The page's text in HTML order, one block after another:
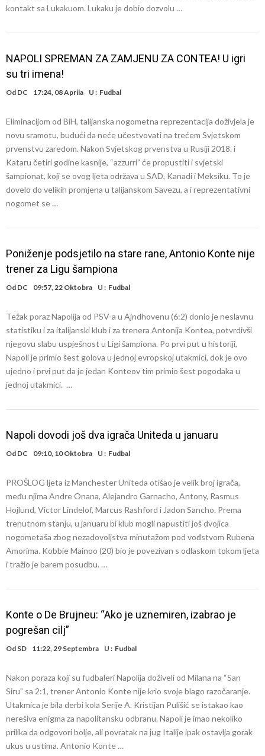
kontakt sa Lukakuom. Lukaku je dobio dozvolu …
NAPOLI SPREMAN ZA ZAMJENU ZA CONTEA! U igri
su tri imena!
Od DC 17:24, 08 Aprila U : Fudbal
Eliminacijom od BiH, talijanska nogometna reprezentacija doživjela je
novu sramotu, budući da neće učestvovati na trećem Svjetskom
prvenstvu zaredom. Nakon Svjetskog prvenstva u Rusiji 2018. i
Kataru četiri godine kasnije, “azzurri” će propustiti i svjetski
šampionat, koji se ovog ljeta održava u SAD, Kanadi i Meksiku. To je
dovelo do velikih promjena u talijanskom Savezu, a i reprezentativni
nogomet se …
Poniženje podsjetilo na stare rane, Antonio Konte nije
trener za Ligu šampiona
Od DC 09:57, 22 Oktobra U : Fudbal
Težak poraz Napolija od PSV-a u Ajndhovenu (6:2) donio je neslavnu
statistiku i za italijanski klub i za trenera Antonija Kontea, potvrdivši
njegovu slabu uspješnost u Ligi šampiona. Po prvi put u historiji,
Napoli je primio šest golova u jednoj evropskoj utakmici, dok je ovo
ujedno i prvi put da je jedan Konteov tim primio šest pogodaka u
jednoj utakmici. …
Napoli dovodi još dva igrača Uniteda u januaru
Od DC 09:10, 10 Oktobra U : Fudbal
PROŠLOG ljeta iz Manchester Uniteda otišao je velik broj igrača,
među njima Andre Onana, Alejandro Garnacho, Antony, Rasmus
Hojlund, Victor Lindelof, Marcus Rashford i Jadon Sancho. Prema
trenutnom stanju, u januaru bi klub mogli napustiti još dvojica
nogometaša zbog nezadovoljstva minutažom pod vođstvom Rubena
Amorima. Kobbie Mainoo (20) bio je povezivan s odlaskom tokom ljeta
i tražio je barem posudbu. …
Konte o De Brujneu: “Ako je uznemiren, izabrao je
pogrešan cilj”
Od SD 11:22, 29 Septembra U : Fudbal
Nakon poraza koji su fudbaleri Napolija doživeli od Milana na “San
Siru” sa 2:1, trener Antonio Konte nije krio svoje blago razočaranje.
Utakmica je bila derbi kola Serije A. Kristijan Pulišić se istakao kao
nerešiva enigma za napolitansku odbranu. Napoli je imao nekoliko
prilika da odgovori bolje, ali povratak na jug Italije ipak ostavlja gorak
ukus u ustima. Antonio Konte …